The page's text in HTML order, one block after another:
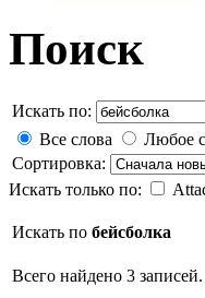
Поиск
Искать по:
Все слова Любое
Сортировка:
Искать только по:
Искать по бейсболка
Всего найдено 3 записей.